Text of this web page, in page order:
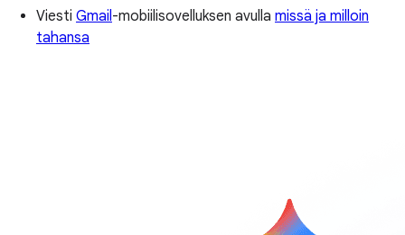
Viesti Gmail-mobiilisovelluksen avulla missä ja milloin
tahansa